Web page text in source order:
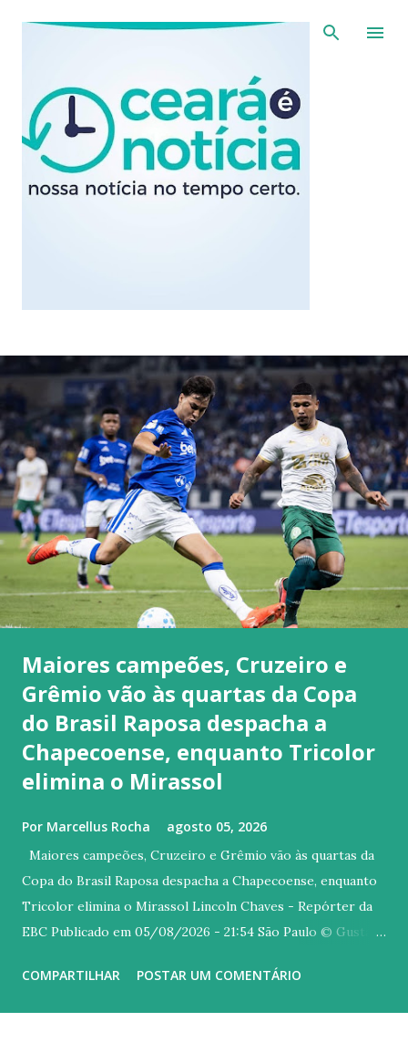
Pular para o conteúdo principal
Maiores campeões, Cruzeiro e
Grêmio vão às quartas da Copa
do Brasil Raposa despacha a
Chapecoense, enquanto Tricolor
elimina o Mirassol
Por Marcellus Rocha agosto 05, 2026
Maiores campeões, Cruzeiro e Grêmio vão às quartas da
Copa do Brasil Raposa despacha a Chapecoense, enquanto
Tricolor elimina o Mirassol Lincoln Chaves - Repórter da
EBC Publicado em 05/08/2026 - 21:54 São Paulo © Gustavo
da Copa do Brasil seguem na briga pelo título da edição
COMPARTILHAR POSTAR UM COMENTÁRIO